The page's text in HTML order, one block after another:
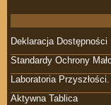
Deklaracja Dostępności
Standardy Ochrony
Laboratoria Przyszłości.
Aktywna Tablica